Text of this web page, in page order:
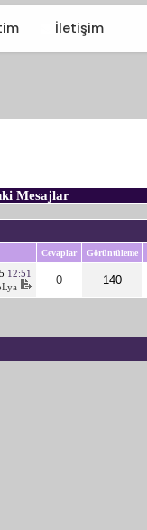
İletişim
Mesajlar
Cevaplar Görüntüleme
12:51
0 140